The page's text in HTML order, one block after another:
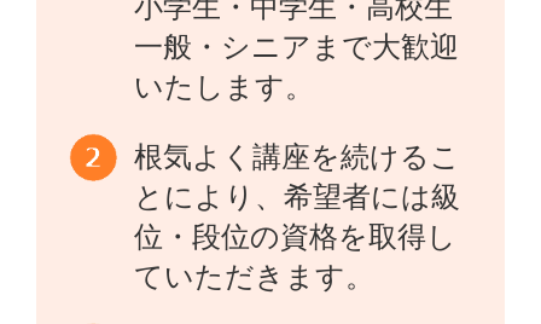
小学生・中学生・高校生
一般・シニアまで大歓迎
いたします。
根気よく講座を続けるこ
とにより、希望者には級
位・段位の資格を取得し
ていただきます。